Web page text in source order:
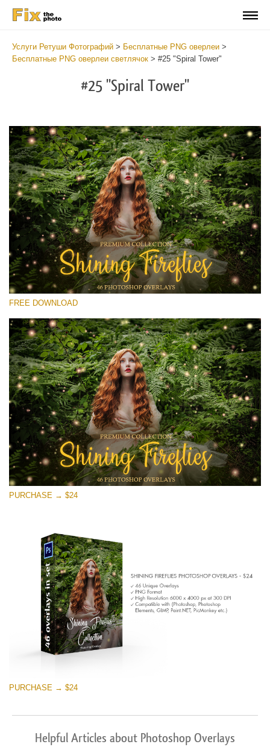
Услуги Ретуши Фотографий > Бесплатные PNG оверлеи >
Бесплатные PNG оверлеи светлячок > #25 "Spiral Tower"
#25 "Spiral Tower"
Выберите Вариант
Small 800*533px
Shining Fireflies
(46 Overlays)
Large 6000*4000px
Sunlight Collection
(290 Overlays)
Large 6000*4000px
Entire Collection
Скачать Бесплатно
FREE DOWNLOAD
PURCHASE → $24
PURCHASE → $24
Helpful Articles about Photoshop Overlays